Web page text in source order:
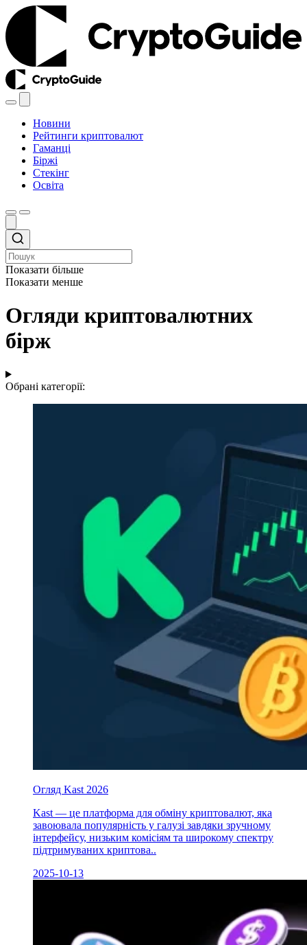
Новини
Рейтинги криптовалют
Гаманці
Біржі
Стекінг
Освіта
Показати більше
Показати менше
Огляди криптовалютних
бірж
Обрані категорії:
Огляд Kast 2026
Kast — це платформа для обміну криптовалют, яка
завоювала популярність у галузі завдяки зручному
інтерфейсу, низьким комісіям та широкому спектру
підтримуваних криптова..
2025-10-13